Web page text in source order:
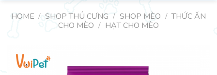
HOME / SHOP THÚ CƯNG / SHOP MÈO / THỨC ĂN
CHO MÈO / HẠT CHO MÈO